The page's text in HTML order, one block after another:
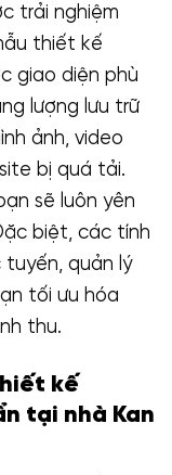
trải nghiệm
thiết kế
giao diện phù
lượng lưu trữ
ảnh, video
bị quá tải.
sẽ luôn yên
biệt, các tính
quản lý
tối ưu hóa
thu.
kế
tại nhà Kan